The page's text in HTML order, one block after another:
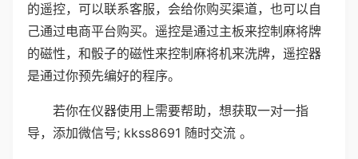
的遥控，可以联系客服，会给你购买渠道，也可以自
己通过电商平台购买。遥控是通过主板来控制麻将牌
的磁性，和骰子的磁性来控制麻将机来洗牌，遥控器
是通过你预先编好的程序。
若你在仪器使用上需要帮助，想获取一对一指
导，添加微信号; kkss8691 随时交流 。